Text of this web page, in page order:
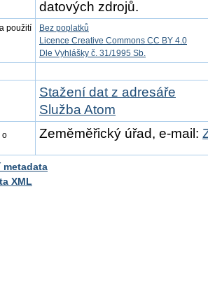
datových zdrojů.
použití
Bez poplatků
Licence Creative Commons CC BY 4.0
Dle Vyhlášky č. 31/1995 Sb.
Stažení dat z adresáře
Služba Atom
o
Zeměměřický úřad, e-mail:
metadata
XML